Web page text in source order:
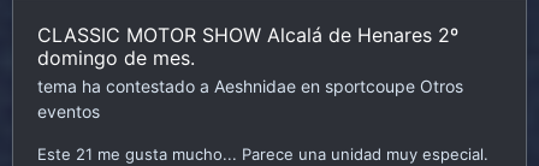
CLASSIC MOTOR SHOW Alcalá de Henares 2º
domingo de mes.
tema ha contestado a Aeshnidae en sportcoupe Otros
eventos
Este 21 me gusta mucho... Parece una unidad muy especial.